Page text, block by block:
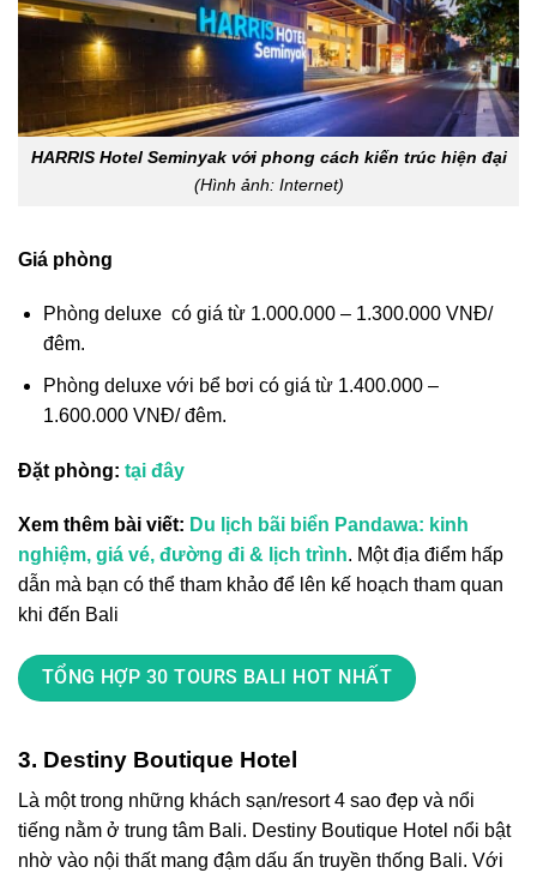
HARRIS Hotel Seminyak với phong cách kiến trúc hiện đại
(Hình ảnh: Internet)
Giá phòng
Phòng deluxe có giá từ 1.000.000 – 1.300.000 VNĐ/
đêm.
Phòng deluxe với bể bơi có giá từ 1.400.000 –
1.600.000 VNĐ/ đêm.
Đặt phòng: tại đây
Xem thêm bài viết: Du lịch bãi biển Pandawa: kinh
nghiệm, giá vé, đường đi & lịch trình. Một địa điểm hấp
dẫn mà bạn có thể tham khảo để lên kế hoạch tham quan
khi đến Bali
TỔNG HỢP 30 TOURS BALI HOT NHẤT
3. Destiny Boutique Hotel
Là một trong những khách sạn/resort4 sao đẹp và nổi
tiếng nằm ở trung tâm Bali. Destiny Boutique Hotel nổi bật
nhờ vào nội thất mang đậm dấu ấn truyền thống Bali. Với